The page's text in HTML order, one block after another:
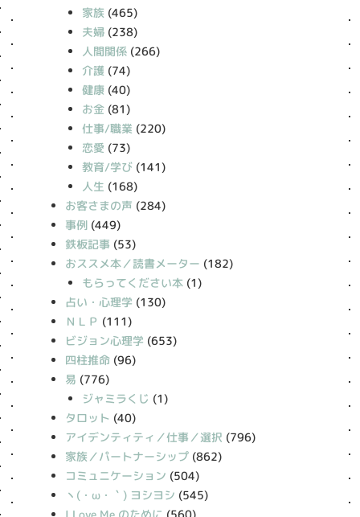
家族(465)
夫婦(238)
人間関係(266)
介護 (74)
健康(40)
お金(81)
仕事/職業 (220)
恋愛 (73)
教育/学び(141)
人生 (168)
お客さまの声 (284)
事例 (449)
鉄板記事 (53)
おススメ本／読書メーター (182)
もらってください本(1)
占い・心理学 (130)
ＮＬＰ (111)
ビジョン心理学 (653)
四柱推命 (96)
易 (776)
ジャミラくじ (1)
タロット (40)
アイデンティティ／仕事／選択 (796)
家族／パートナーシップ (862)
コミュニケーション (504)
丶(・ω・｀) ヨシヨシ (545)
I Love Me のために (560)